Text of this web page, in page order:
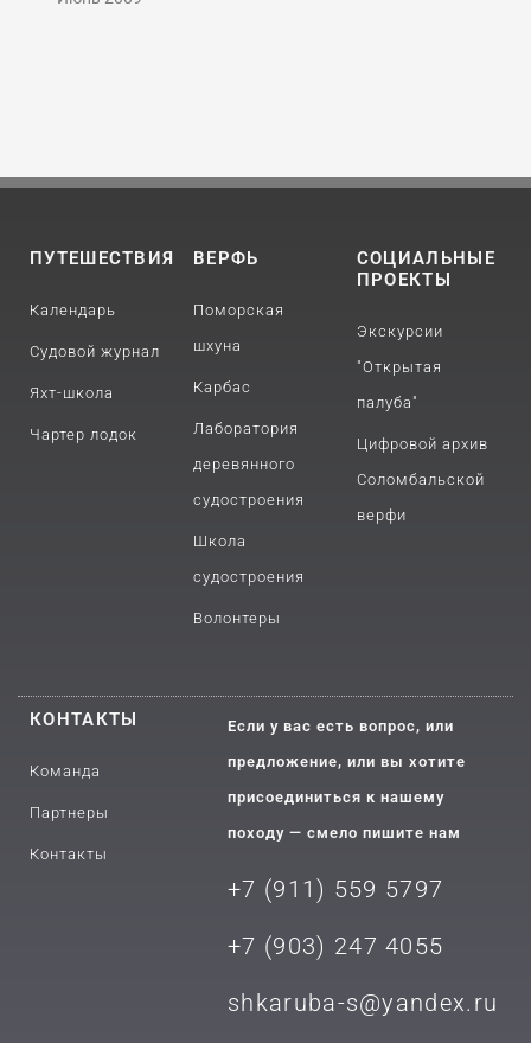
ПУТЕШЕСТВИЯ
Календарь
Судовой журнал
Яхт-школа
Чартер лодок
ВЕРФЬ
Поморская
шхуна
Карбас
Лаборатория
деревянного
судостроения
Школа
судостроения
Волонтеры
СОЦИАЛЬНЫЕ
ПРОЕКТЫ
Экскурсии
"Открытая
палуба"
Цифровой архив
Соломбальской
верфи
КОНТАКТЫ
Команда
Партнеры
Контакты
Если у вас есть вопрос, или
предложение, или вы хотите
присоединиться к нашему
походу — смело пишите нам
+7 (911) 559 5797
+7 (903) 247 4055
shkaruba-s@yandex.ru